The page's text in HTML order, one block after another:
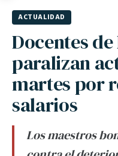
ACTUALIDAD
Docentes
paralizan
martes por
salarios
Los maestros